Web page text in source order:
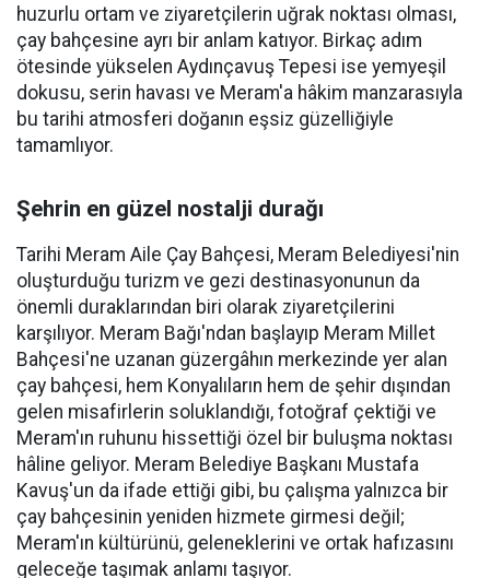
huzurlu ortam ve ziyaretçilerin uğrak noktası olması,
çay bahçesine ayrı bir anlam katıyor. Birkaç adım
ötesinde yükselen Aydınçavuş Tepesi ise yemyeşil
dokusu, serin havası ve Meram'a hâkim manzarasıyla
bu tarihi atmosferi doğanın eşsiz güzelliğiyle
tamamlıyor.
Şehrin en güzel nostalji durağı
Tarihi Meram Aile Çay Bahçesi, Meram Belediyesi'nin
oluşturduğu turizm ve gezi destinasyonunun da
önemli duraklarından biri olarak ziyaretçilerini
karşılıyor. Meram Bağı'ndan başlayıp Meram Millet
Bahçesi'ne uzanan güzergâhın merkezinde yer alan
çay bahçesi, hem Konyalıların hem de şehir dışından
gelen misafirlerin soluklandığı, fotoğraf çektiği ve
Meram'ın ruhunu hissettiği özel bir buluşma noktası
hâline geliyor. Meram Belediye Başkanı Mustafa
Kavuş'un da ifade ettiği gibi, bu çalışma yalnızca bir
çay bahçesinin yeniden hizmete girmesi değil;
Meram'ın kültürünü, geleneklerini ve ortak hafızasını
geleceğe taşımak anlamı taşıyor.